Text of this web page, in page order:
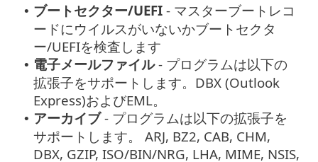
• ブートセクター/UEFI - マスターブートレコ
ードにウイルスがいないかブートセクタ
ー/UEFIを検査します
• 電子メールファイル- プログラムは以下の
拡張子をサポートします。DBX (Outlook
Express)およびEML。
• アーカイブ- プログラムは以下の拡張子を
サポートします。 ARJ, BZ2, CAB, CHM,
DBX, GZIP, ISO/BIN/NRG, LHA, MIME, NSIS,